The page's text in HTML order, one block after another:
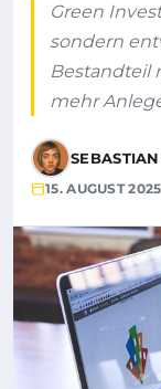
Green
sondern
Bestandteil
mehr
15. AUGUST 2025